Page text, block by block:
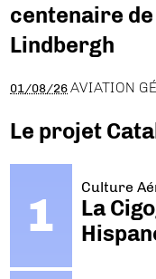
centenaire
Lindbergh
01/08/26 AVIATION
Le projet
Culture
La